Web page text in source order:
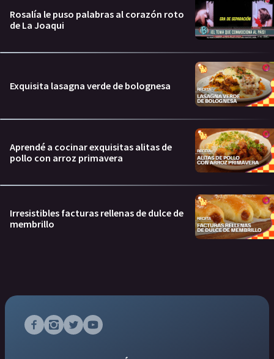
Rosalía le puso palabras al corazón roto
de La Joaqui
Exquisita lasagna verde de bolognesa
Aprendé a cocinar exquisitas alitas de
pollo con arroz primavera
Irresistibles facturas rellenas de dulce de
membrillo